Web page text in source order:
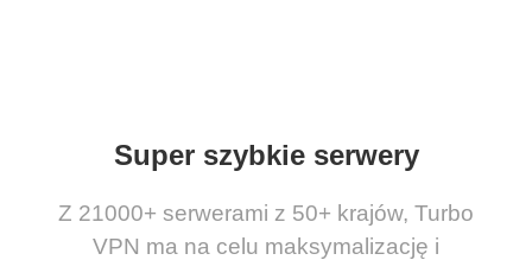
Super szybkie serwery
Z 21000+ serwerami z 50+ krajów, Turbo
VPN ma na celu maksymalizację i